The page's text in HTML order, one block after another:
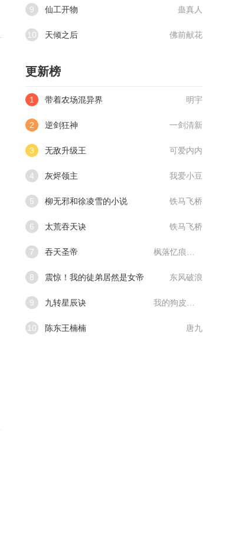
9 仙工开物 蛊真人
10 天倾之后 佛前献花
更新榜
1 带着农场混异界 明宇
2 逆剑狂神 一剑清新
3 无敌升级王 可爱内内
4 灰烬领主 我爱小豆
5 柳无邪和徐凌雪的小说 铁马飞桥
6 太荒吞天诀 铁马飞桥
7 吞天圣帝
8 震惊！我的徒弟居然是女帝 东风破浪
9 九转星辰诀
10 陈东王楠楠 唐九